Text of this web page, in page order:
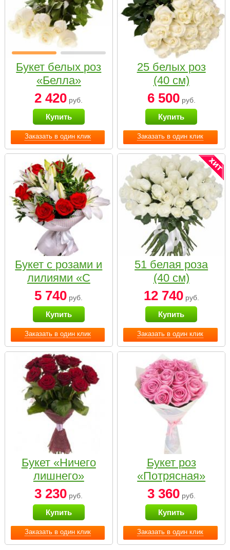
Заказать в один клик
Букет белых роз
«Белла»
2 420 руб.
Купить
Заказать в один клик
25 белых роз
(40 см)
6 500руб.
Купить
Заказать в один клик
Букет с розами и
лилиями «С
наилучшими
пожеланиями»
5 740 руб.
Купить
Заказать в один клик
51 белая роза
(40 см)
12 740руб.
Купить
Заказать в один клик
Букет «Ничего
лишнего»
3 230 руб.
Купить
Заказать в один клик
Букет роз
«Потрясная»
3 360руб.
Купить